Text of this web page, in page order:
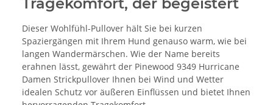
Dieser Wohlfühl-Pullover hält Sie bei kurzen
Spaziergängen mit Ihrem Hund genauso warm, wie bei
langen Wandermärschen. Wie der Name bereits
erahnen lässt, gewährt der Pinewood 9349 Hurricane
Damen Strickpullover Ihnen bei Wind und Wetter
idealen Schutz vor äußeren Einflüssen und bietet Ihnen